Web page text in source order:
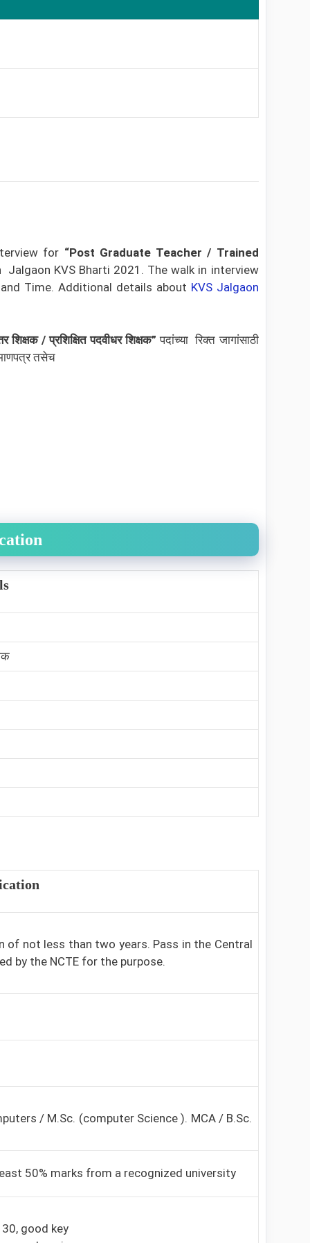
for “Post Graduate Teacher / Trained
KVS Bharti 2021. The walk in interview
Time. Additional details about KVS Jalgaon
शिक्षक / प्रशिक्षित पदवीधर शिक्षक” पदांच्या रिक्त जागांसाठी
तसेच
not less than two years. Pass in the Central
by the NCTE for the purpose.
/ M.Sc. (computer Science ). MCA / B.Sc.
50% marks from a recognized university
good key